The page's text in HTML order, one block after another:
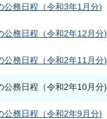
公務日程（令和3年1月分)
公務日程（令和2年12月分)
公務日程（令和2年11月分)
公務日程（令和2年10月分)
公務日程（令和2年9月分)